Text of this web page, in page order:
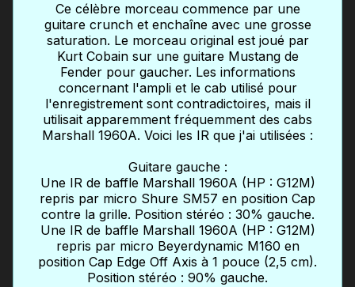
Ce célèbre morceau commence par une
guitare crunch et enchaîne avec une grosse
saturation. Le morceau original est joué par
Kurt Cobain sur une guitare Mustang de
Fender pour gaucher. Les informations
concernant l'ampli et le cab utilisé pour
l'enregistrement sont contradictoires, mais il
utilisait apparemment fréquemment des cabs
Marshall 1960A. Voici les IR que j'ai utilisées :
Guitare gauche :
Une IR de baffle Marshall 1960A (HP : G12M)
repris par micro Shure SM57 en position Cap
contre la grille. Position stéréo : 30% gauche.
Une IR de baffle Marshall 1960A (HP : G12M)
repris par micro Beyerdynamic M160 en
position Cap Edge Off Axis à 1 pouce (2,5 cm).
Position stéréo : 90% gauche.